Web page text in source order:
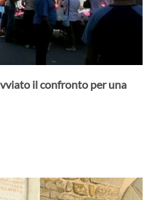
il confronto per una